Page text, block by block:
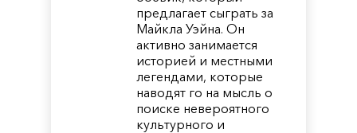
предлагает сыграть за
Майкла Уэйна. Он
активно занимается
историей и местными
легендами, которые
наводят го на мысль о
поиске невероятного
культурного и